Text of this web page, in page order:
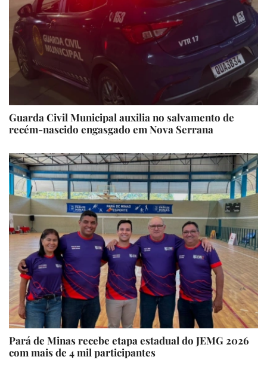
Guarda Civil Municipal auxilia no salvamento de
recém-nascido engasgado em Nova Serrana
Pará de Minas recebe etapa estadual do JEMG 2026
com mais de 4 mil participantes